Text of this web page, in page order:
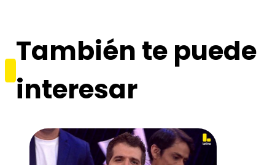
También te puede
interesar